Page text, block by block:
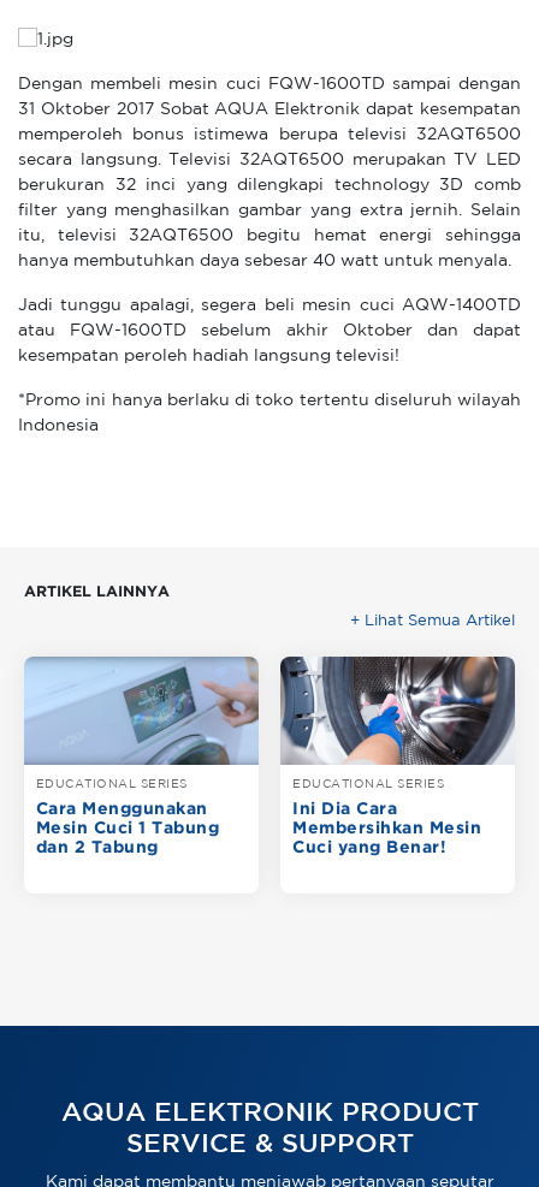
Dengan membeli mesin cuci FQW-1600TD sampai dengan
31 Oktober 2017 Sobat AQUA Elektronik dapat kesempatan
memperoleh bonus istimewa berupa televisi 32AQT6500
secara langsung. Televisi 32AQT6500 merupakan TV LED
berukuran 32 inci yang dilengkapi technology 3D comb
filter yang menghasilkan gambar yang extra jernih. Selain
itu, televisi 32AQT6500 begitu hemat energi sehingga
hanya membutuhkan daya sebesar 40 watt untuk menyala.
Jadi tunggu apalagi, segera beli mesin cuci AQW-1400TD
atau FQW-1600TD sebelum akhir Oktober dan dapat
kesempatan peroleh hadiah langsung televisi!
*Promo ini hanya berlaku di toko tertentu diseluruh wilayah
Indonesia
ARTIKEL LAINNYA
+ Lihat Semua Artikel
EDUCATIONAL SERIES
Cara Menggunakan
Mesin Cuci 1 Tabung
dan 2 Tabung
EDUCATIONAL SERIES
Ini Dia Cara
Membersihkan Mesin
Cuci yang Benar!
AQUA ELEKTRONIK PRODUCT
SERVICE & SUPPORT
Kami dapat membantu menjawab pertanyaan seputar